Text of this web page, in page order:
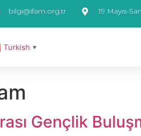
bilgi@ifam.org.tr 19 Mayıs-
Turkish ▼
Gençlik